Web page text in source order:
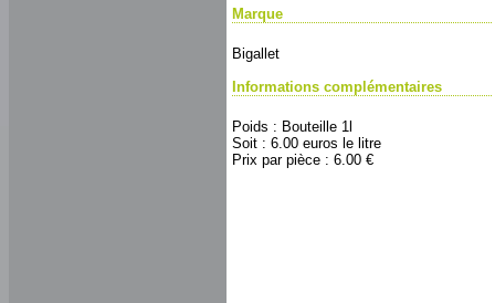
Marque
Bigallet
Informations complémentaires
Poids : Bouteille 1l
Soit : 6.00 euros le litre
Prix par pièce : 6.00 €